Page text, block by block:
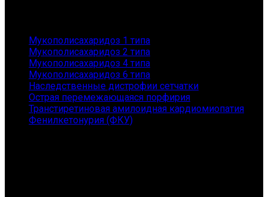
Мукополисахаридоз 1 типа
Мукополисахаридоз 2 типа
Мукополисахаридоз 4 типа
Мукополисахаридоз 6 типа
Наследственные дистрофии сетчатки
Острая перемежающаяся порфирия
Транстиретиновая амилоидная кардиомиопатия
Фенилкетонурия (ФКУ)